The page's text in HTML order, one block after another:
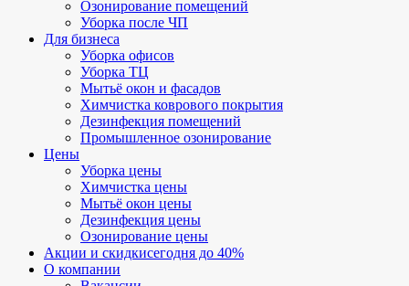
Озонирование помещений
Уборка после ЧП
Для бизнеса
Уборка офисов
Уборка ТЦ
Мытьё окон и фасадов
Химчистка коврового покрытия
Дезинфекция помещений
Промышленное озонирование
Цены
Уборка цены
Химчистка цены
Мытьё окон цены
Дезинфекция цены
Озонирование цены
Акции и скидкисегодня до 40%
О компании